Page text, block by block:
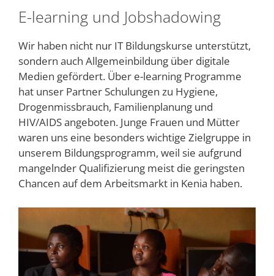
E-learning und Jobshadowing
Wir haben nicht nur IT Bildungskurse unterstützt,
sondern auch Allgemeinbildung über digitale
Medien gefördert. Über e-learning Programme
hat unser Partner Schulungen zu Hygiene,
Drogenmissbrauch, Familienplanung und
HIV/AIDS angeboten. Junge Frauen und Mütter
waren uns eine besonders wichtige Zielgruppe in
unserem Bildungsprogramm, weil sie aufgrund
mangelnder Qualifizierung meist die geringsten
Chancen auf dem Arbeitsmarkt in Kenia haben.